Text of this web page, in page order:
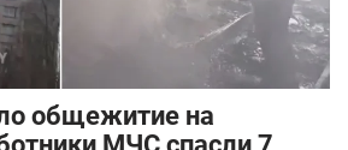
общежитие на